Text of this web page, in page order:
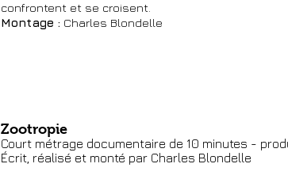
confrontent et se croisent.
Montage : Charles Blondelle
Zootropie
Court métrage documentaire de 10 minutes -
Écrit, réalisé et monté par Charles Blondelle